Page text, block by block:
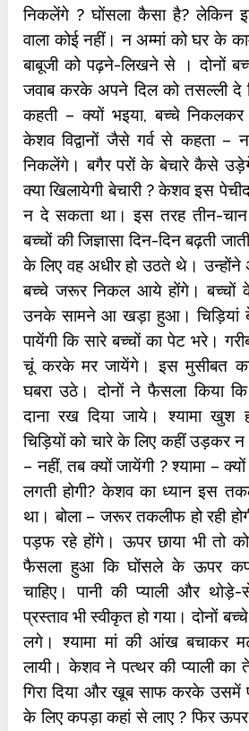
निकलेंगे ? घोंसला कैसा है? लेकिन
वाला कोई नहीं। न अम्मां को घर के
बाबूजी को पढ़ने-लिखने से । दोनों
जवाब करके अपने दिल को तसल्ली दे
कहती – क्यों भइया, बच्चे
केशव विद्वानों जैसे गर्व से कहता –
निकलेंगे। बगैर परों के बेचारे कैसे उड़ेगे
क्या खिलायेगी बेचारी ? केशव इस
न दे सकता था। इस तरह तीन-चान
बच्चों की जिज्ञासा दिन-दिन बढ़ती
के लिए वह अधीर हो उठते थे। उन्होंने
बच्चे जरूर निकल आये होंगे। बच्चों
उनके सामने आ खड़ा हुआ। चिड़ियां
पायेंगी कि सारे बच्चों का पेट भरे।
चूं करके मर जायेंगे। इस मुसीबत का
घबरा उठे। दोनों ने फैसला किया कि
दाना रख दिया जाये। श्यामा खुश
चिड़ियों को चारे के लिए कहीं उड़कर
– नहीं, तब क्यों जायेंगी ? श्यामा –
लगती होगी? केशव का ध्यान इस
था। बोला – जरूर तकलीफ हो रही
पड़फ रहे होंगे। ऊपर छाया भी तो
फैसला हुआ कि घोंसले के ऊपर
चाहिए। पानी की प्याली और
प्रस्ताव भी स्वीकृत हो गया। दोनों
लगे। श्यामा मां की आंख बचाकर
लायी। केशव ने पत्थर की प्याली
गिरा दिया और खूब साफ करके उसमें
के लिए कपड़ा कहां से लाए ? फिर